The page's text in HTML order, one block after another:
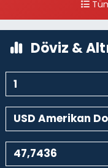
kalaycıbahçe Meydana
Döviz &